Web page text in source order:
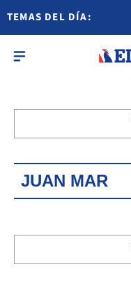
TEMAS DEL DÍA:
JUAN MAR